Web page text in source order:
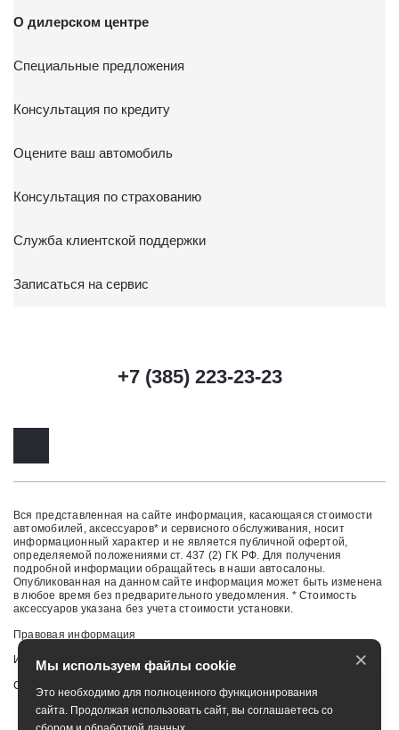
О дилерском центре
Специальные предложения
Консультация по кредиту
Оцените ваш автомобиль
Консультация по страхованию
Служба клиентской поддержки
Записаться на сервис
+7 (385) 223-23-23
Вся представленная на сайте информация, касающаяся стоимости
автомобилей, аксессуаров* и сервисного обслуживания, носит
информационный характер и не является публичной офертой,
определяемой положениями ст. 437 (2) ГК РФ. Для получения
подробной информации обращайтесь в наши автосалоны.
Опубликованная на данном сайте информация может быть изменена
в любое время без предварительного уведомления. * Стоимость
аксессуаров указана без учета стоимости установки.
Правовая информация
Изменить настройку cookies
Сбросить cookie
Мы используем файлы cookie
Это необходимо для полноценного функционирования
сайта. Продолжая использовать сайт, вы соглашаетесь со
×